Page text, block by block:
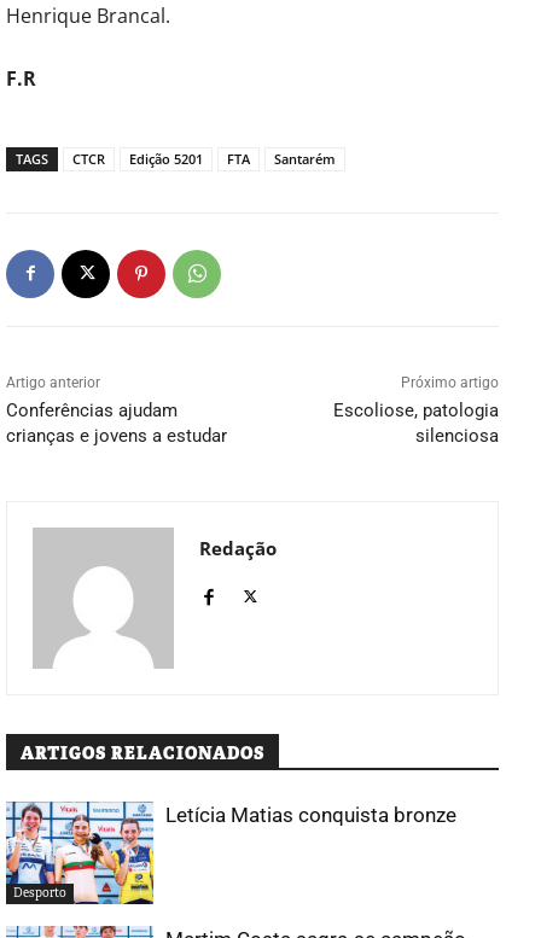
Henrique Brancal.
F.R
TAGS CTCR Edição 5201 FTA Santarém
Artigo anterior
Conferências ajudam
crianças e jovens a estudar
Próximo artigo
Escoliose, patologia
silenciosa
Redação
ARTIGOS RELACIONADOS
Desporto
Letícia Matias conquista bronze